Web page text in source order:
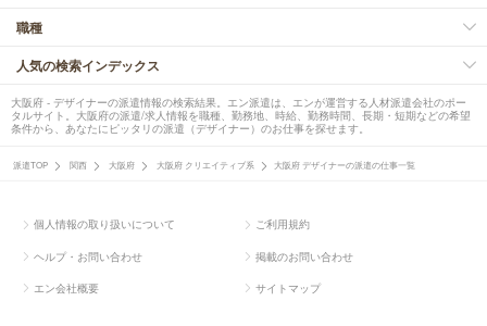
職種
人気の検索インデックス
大阪府 - デザイナーの派遣情報の検索結果。エン派遣は、エンが運営する人材派遣会社のポー
タルサイト。大阪府の派遣/求人情報を職種、勤務地、時給、勤務時間、長期・短期などの希望
条件から、あなたにピッタリの派遣（デザイナー）のお仕事を探せます。
派遣TOP 関西 大阪府 大阪府 クリエイティブ系 大阪府 デザイナーの派遣の仕事一覧
個人情報の取り扱いについて ご利用規約
ヘルプ・お問い合わせ 掲載のお問い合わせ
エン会社概要 サイトマップ